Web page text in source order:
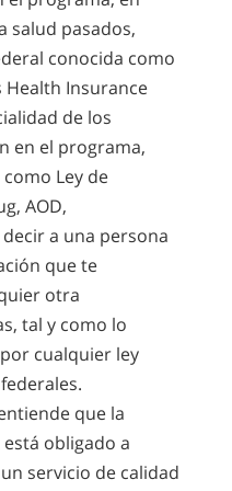
salud pasados,
conocida como
Health Insurance
de los
en el programa,
Ley de
AOD,
a una persona
que te
otra
tal y como lo
cualquier ley
que la
obligado a
servicio de calidad